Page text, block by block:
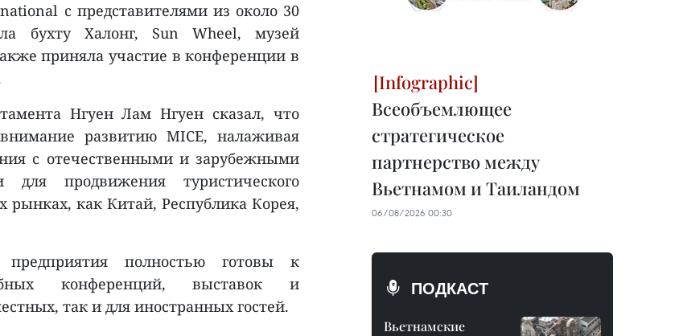
с представителями из около 30
бухту Халонг, Sun Wheel, музей
приняла участие в конференции в
Нгуен Лам Нгуен сказал, что
развитию MICE, налаживая
с отечественными и зарубежными
для продвижения туристического
как Китай, Республика Корея,
полностью готовы к
конференций, выставок и
так и для иностранных гостей.
Всеобъемлющее
стратегическое
партнерство между
Вьетнамом и Таиландом
06/08/2026 00:30
ПОДКАСТ
Вьетнамские